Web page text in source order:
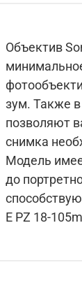
Объектив
зум. Также
позволяют
снимка
Модель
до
E PZ 18-